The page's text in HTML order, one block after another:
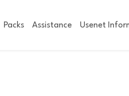
Packs Assistance Usenet